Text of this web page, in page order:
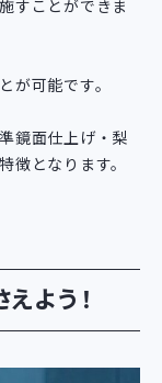
すことができま
が可能です。
鏡面仕上げ・梨
徴となります。
よう！